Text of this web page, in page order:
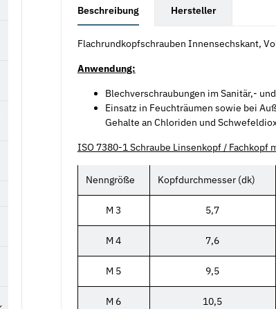
Beschreibung Hersteller
Flachrundkopfschrauben Innensechskant,
Anwendung:
Blechverschraubungen im Sanitär,-
Einsatz in Feuchträumen sowie bei
Gehalte an Chloriden und
ISO 7380-1 Schraube Linsenkopf / Fachkopf
Nenngröße Kopfdurchmesser (dk)
M 3 5,7
M 4 7,6
M 5 9,5
M 6 10,5